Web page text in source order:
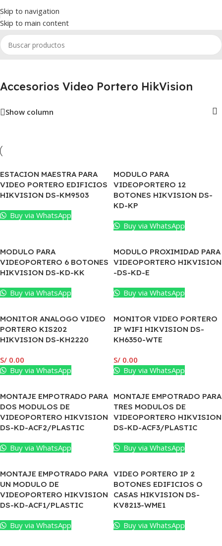
Skip to navigation
Skip to main content
/Video Portero HikVision/Accesorios Video Portero HikVision
Accesorios Video Portero HikVision
Show column
ESTACION MAESTRA PARA
VIDEO PORTERO EDIFICIOS
HIKVISION DS-KM9503
Buy via WhatsApp
MODULO PARA
VIDEOPORTERO 12
BOTONES HIKVISION DS-
KD-KP
Buy via WhatsApp
MODULO PARA
VIDEOPORTERO 6 BOTONES
HIKVISION DS-KD-KK
Buy via WhatsApp
MODULO PROXIMIDAD PARA
VIDEOPORTERO HIKVISION
-DS-KD-E
Buy via WhatsApp
MONITOR ANALOGO VIDEO
PORTERO KIS202
HIKVISION DS-KH2220
S/ 0.00
Buy via WhatsApp
MONITOR VIDEO PORTERO
IP WIFI HIKVISION DS-
KH6350-WTE
S/ 0.00
Buy via WhatsApp
MONTAJE EMPOTRADO PARA
DOS MODULOS DE
VIDEOPORTERO HIKVISION
DS-KD-ACF2/PLASTIC
Buy via WhatsApp
MONTAJE EMPOTRADO PARA
TRES MODULOS DE
VIDEOPORTERO HIKVISION
DS-KD-ACF3/PLASTIC
Buy via WhatsApp
MONTAJE EMPOTRADO PARA
UN MODULO DE
VIDEOPORTERO HIKVISION
DS-KD-ACF1/PLASTIC
Buy via WhatsApp
VIDEO PORTERO IP 2
BOTONES EDIFICIOS O
CASAS HIKVISION DS-
KV8213-WME1
Buy via WhatsApp